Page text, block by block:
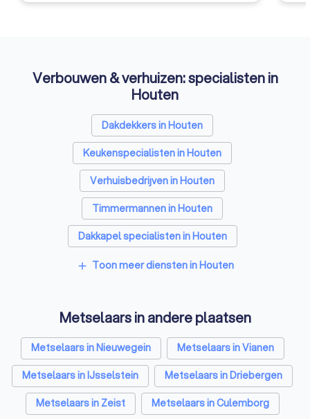
Verbouwen & verhuizen: specialisten in
Houten
Dakdekkers in Houten
Keukenspecialisten in Houten
Verhuisbedrijven in Houten
Timmermannen in Houten
Dakkapel specialisten in Houten
Tegelzetters in Houten
Sloopbedrijven in Houten
Opslagruimtes in Houten
add Toon meer diensten in Houten
Metselaars in andere plaatsen
Metselaars in Nieuwegein
Metselaars in Vianen
Metselaars in IJsselstein
Metselaars in Driebergen
Metselaars in Zeist
Metselaars in Culemborg